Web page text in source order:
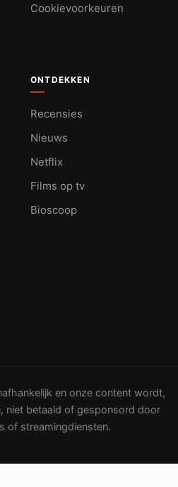
Cookievoorkeuren
ONTDEKKEN
Recensies
Nieuws
Netflix
Films op tv
Bioscoop
en onze content wordt,
niet betaald of gesponsord door
of streamingdiensten.